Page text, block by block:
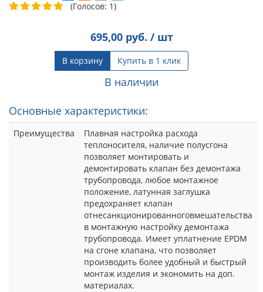
(Голосов: 1)
695,00руб. / шт
В корзину Купить в 1 клик
В наличии
Основные характеристики:
Преимущества
Плавная настройка расхода
теплоносителя, наличие полусгона
позволяет монтировать и
демонтировать клапан без демонтажа
трубопровода, любое монтажное
положение, латунная заглушка
предохраняет клапан
отнесанкционированноговмешательства
в монтажную настройку демонтажа
трубопровода. Имеет уплатнение EPDM
на сгоне клапана, что позволяет
производить более удобный и быстрый
монтаж изделия и экономить на доп.
материалах.